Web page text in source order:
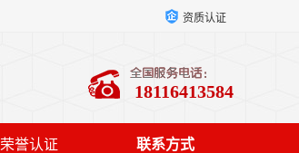
资质认证
18116413584
荣誉认证 联系方式